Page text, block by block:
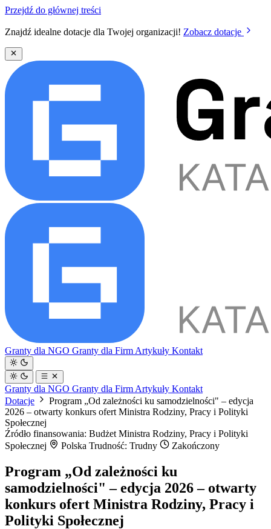
Przejdź do głównej treści
Znajdź idealne dotacje dla Twojej organizacji! Zobacz dotacje
Granty dla NGO Granty dla Firm Artykuły Kontakt
Granty dla NGO Granty dla Firm Artykuły Kontakt
Dotacje
Program „Od zależności ku samodzielności" – edycja
2026 – otwarty konkurs ofert Ministra Rodziny, Pracy i Polityki
Społecznej
Źródło finansowania: Budżet Ministra Rodziny, Pracy i Polityki
Społecznej
Polska Trudność: Trudny Zakończony
Program „Od zależności ku
samodzielności" – edycja 2026 – otwarty
konkurs ofert Ministra Rodziny, Pracy i
Polityki Społecznej